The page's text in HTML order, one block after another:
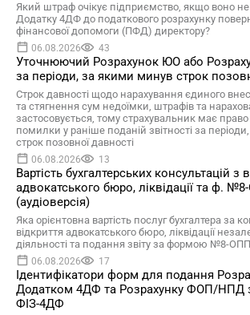
Який штраф очікує підприємство, якщо воно не
Додатку 4ДФ до податкового розрахунку
фінансової допомоги (ПФД) директору?
06.08.2026 43
Уточнюючий Розрахунок ЮО або
за періоди, за якими минув строк
Строк давності щодо нарахування єдиного
та стягнення сум недоїмки, штрафів та
застосовується, тому страхувальник має
помилки у раніше поданій звітності за
строк позовної давності
06.08.2026 13
Вартість бухгалтерських консультацій з
адвокатського бюро, ліквідації та ф.
(аудіоверсія)
Яка орієнтовна вартість послуг бухгалтера за
відкриття адвокатського бюро, ліквідації
діяльності та подання звіту за формою №8-
06.08.2026 17
Ідентифікатори форм для подання
Додатком 4ДФ та Розрахунку ФОП/НПД
ФІЗ-4ДФ